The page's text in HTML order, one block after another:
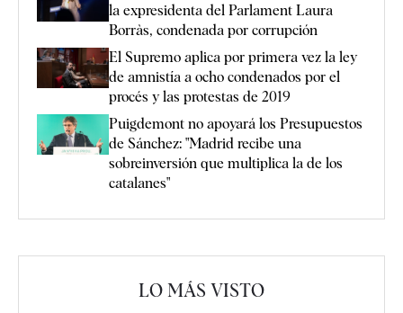
la expresidenta del Parlament Laura
Borràs, condenada por corrupción
El Supremo aplica por primera vez la ley
de amnistía a ocho condenados por el
procés y las protestas de 2019
Puigdemont no apoyará los Presupuestos
de Sánchez: "Madrid recibe una
sobreinversión que multiplica la de los
catalanes"
LO MÁS VISTO